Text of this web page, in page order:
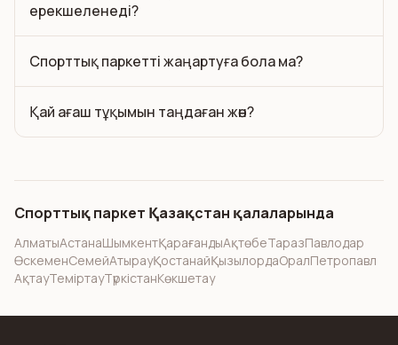
ерекшеленеді?
Спорттық паркетті жаңартуға бола ма?
Қай ағаш тұқымын таңдаған жөн?
Спорттық паркет Қазақстан қалаларында
АлматыАстанаШымкентҚарағандыАқтөбеТаразПавлодар
ӨскеменСемейАтырауҚостанайҚызылордаОралПетропавл
АқтауТеміртауТүркістанКөкшетау